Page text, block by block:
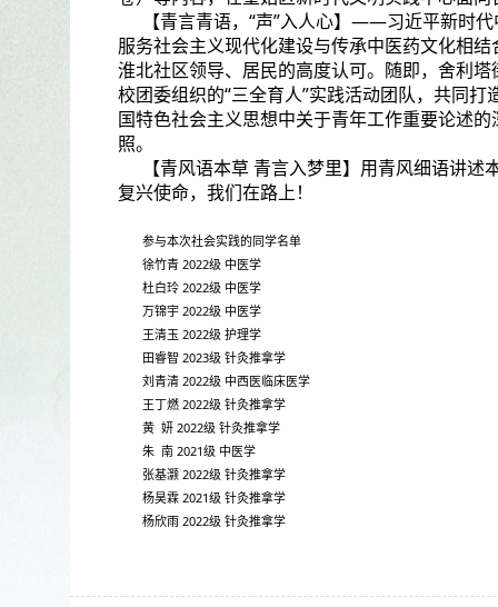
【青言青语，“声”入人心】——习近平新时
服务社会主义现代化建设与传承中医药文化相
淮北社区领导、居民的高度认可。随即，舍利
校团委组织的“三全育人”实践活动团队，共同
国特色社会主义思想中关于青年工作重要论述
照。
【青风语本草 青言入梦里】用青风细语讲
复兴使命，我们在路上！
参与本次社会实践的同学名单
徐竹青 2022级 中医学
杜白玲 2022级 中医学
万锦宇 2022级 中医学
王清玉 2022级 护理学
田睿智 2023级 针灸推拿学
刘青清 2022级 中西医临床医学
王丁燃 2022级 针灸推拿学
黄 妍 2022级 针灸推拿学
朱 南 2021级 中医学
张基灏 2022级 针灸推拿学
杨昊霖 2021级 针灸推拿学
杨欣雨 2022级 针灸推拿学